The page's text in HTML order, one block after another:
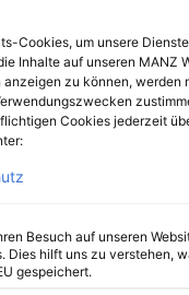
Cookies, um unsere
Inhalte auf unseren MANZ
zu können, werden
Cookies jederzeit
Besuch auf unseren
Dies hilft uns zu verstehen,
gespeichert.